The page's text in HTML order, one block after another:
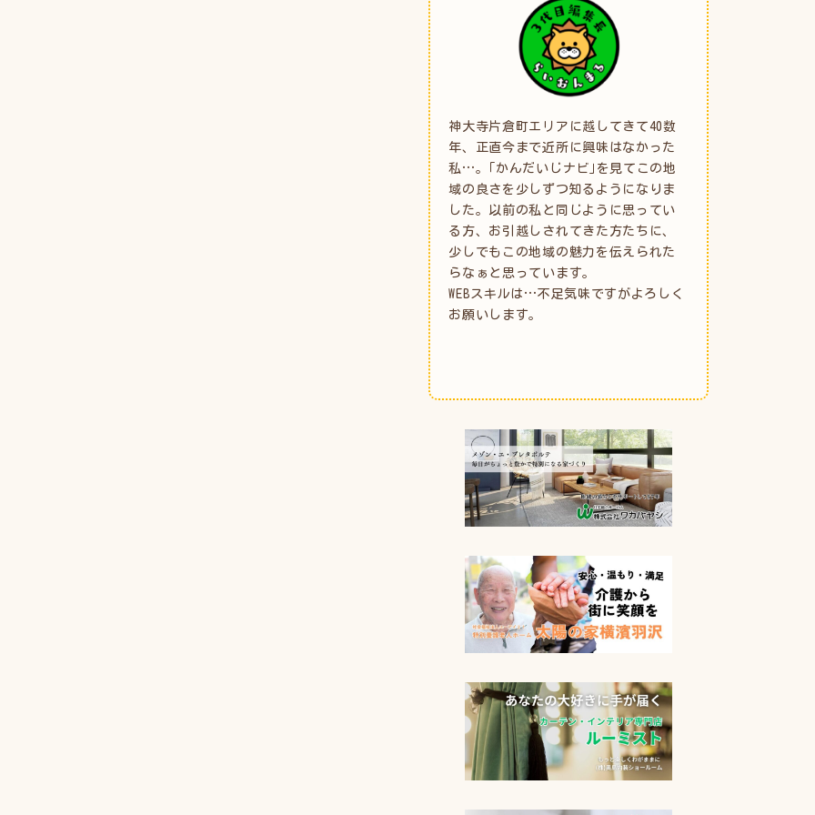
神大寺片倉町エリアに越してきて40数
年、正直今まで近所に興味はなかった
私…。｢かんだいじナビ｣を見てこの地
域の良さを少しずつ知るようになりま
した。以前の私と同じように思ってい
る方、お引越しされてきた方たちに、
少しでもこの地域の魅力を伝えられた
らなぁと思っています。
WEBスキルは…不足気味ですがよろしく
お願いします。